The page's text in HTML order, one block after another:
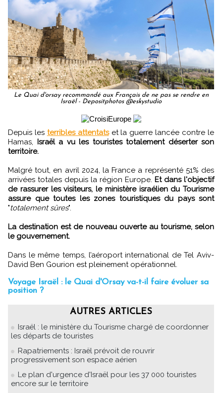
Le Quai d'orsay recommandé aux Français de ne pas se rendre en
Israël - Depositphotos @eskystudio
Depuis les terribles attentatset la guerre lancée contre le
Hamas, Israël a vu les touristes totalement déserter son
territoire.
Malgré tout, en avril 2024, la France a représenté 51% des
arrivées totales depuis la région Europe. Et dans l'objectif
de rassurer les visiteurs, le ministère israélien du Tourisme
assure que toutes les zones touristiques du pays sont
"totalement sûres".
La destination est de nouveau ouverte au tourisme, selon
le gouvernement.
Dans le même temps, l’aéroport international de Tel Aviv-
David Ben Gourion est pleinement opérationnel.
Voyage Israël : le Quai d'Orsay va-t-il faire évoluer sa
position ?
AUTRES ARTICLES
Israël : le ministère du Tourisme chargé de coordonner
les départs de touristes
Rapatriements : Israël prévoit de rouvrir
progressivement son espace aérien
Le plan d'urgence d'Israël pour les 37 000 touristes
encore sur le territoire